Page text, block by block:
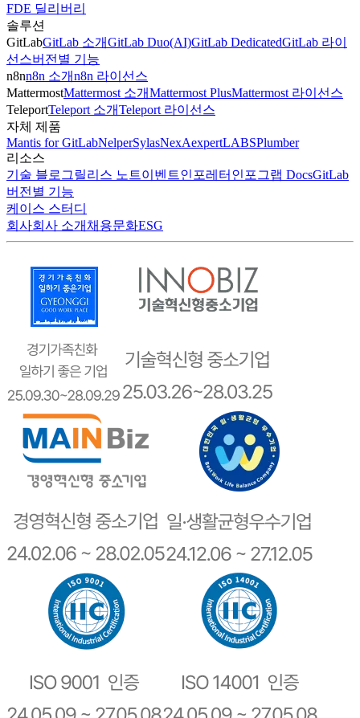
FDE 딜리버리
솔루션
GitLabGitLab 소개GitLab Duo(AI)GitLab DedicatedGitLab 라이
선스버전별 기능
n8nn8n 소개n8n 라이선스
MattermostMattermost 소개Mattermost PlusMattermost 라이선스
TeleportTeleport 소개Teleport 라이선스
자체 제품
Mantis for GitLabNelperSylasNexAexpertLABSPlumber
리소스
기술 블로그 릴리스 노트이벤트인포레터 인포그랩 DocsGitLab
버전별 기능
케이스 스터디
회사회사 소개 채용문화ESG